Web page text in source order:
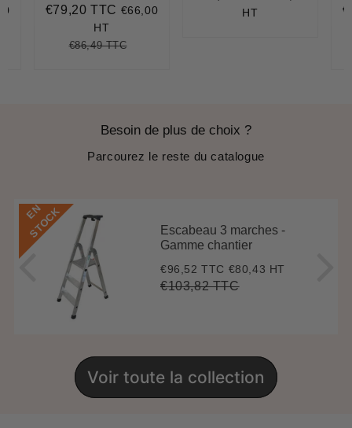
Prix
€79,20 TTC €79,20
€66,00
HT
Prix
€86,49 TTC€86,49
HT
Besoin de plus de choix ?
Parcourez le reste du catalogue
E
N
S
T
O
C
K
Escabeau 3 marches -
Gamme chantier
Prix
réduit
€96,52 TTC €96,52
€80,43 HT
Prix
€103,82 TTC€103,82
Voir toute la collection